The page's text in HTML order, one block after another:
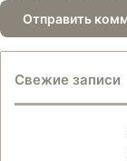
Свежие записи